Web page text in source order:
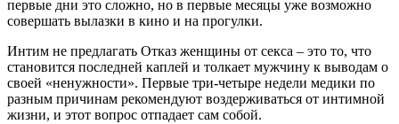
первые дни это сложно, но в первые месяцы уже возможно
совершать вылазки в кино и на прогулки.
Интим не предлагать Отказ женщины от секса – это то, что
становится последней каплей и толкает мужчину к выводам о
своей «ненужности». Первые три-четыре недели медики по
разным причинам рекомендуют воздерживаться от интимной
жизни, и этот вопрос отпадает сам собой.